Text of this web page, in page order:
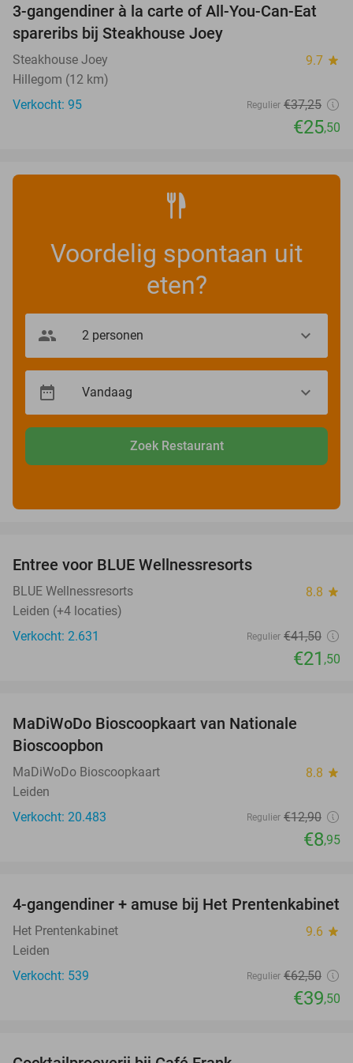
32%
3-gangendiner à la carte of All-You-Can-Eat
spareribs bij Steakhouse Joey
Steakhouse Joey 9.7 star
Hillegom (12 km)
Verkocht: 95
Regulier €37,25
€25,50
Voordelig spontaan uit
eten?
Zoek Restaurant
Entree voor BLUE Wellnessresorts
BLUE Wellnessresorts 8.8 star
Leiden (+4 locaties)
Verkocht: 2.631
Regulier €41,50
€21 ,50
MaDiWoDo Bioscoopkaart van Nationale
Bioscoopbon
MaDiWoDo Bioscoopkaart 8.8 star
Leiden
Verkocht: 20.483
Regulier €12,90
€8,95
37%
4-gangendiner + amuse bij Het Prentenkabinet
Het Prentenkabinet 9.6 star
Leiden
Verkocht: 539
Regulier €62,50
€39,50